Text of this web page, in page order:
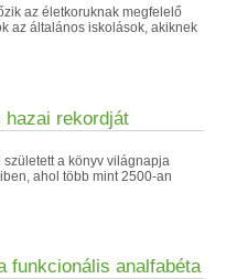
az életkoruknak megfelelő
az általános iskolások, akiknek
rekordját
a könyv világnapja
ahol több mint 2500-an
funkcionális analfabéta